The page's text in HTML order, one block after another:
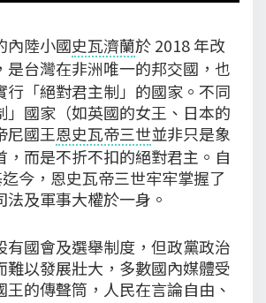
內陸小國史瓦濟蘭於 2018 年改
是台灣在非洲唯一的邦交國，也
行「絕對君主制」的國家。不同
」國家（如英國的女王、日本的
尼國王恩史瓦帝三世並非只是象
，而是不折不扣的絕對君主。自
今，恩史瓦帝三世牢牢掌握了
及軍事大權於一身。
有國會及選舉制度，但政黨政治
難以發展壯大，多數國內媒體受
王的傳聲筒，人民在言論自由、